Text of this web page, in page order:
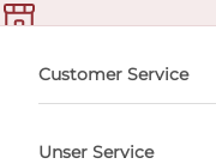
buchen
Customer Service
Unser Service